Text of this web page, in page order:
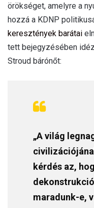
örökséget, amelyre a
hozzá a KDNP
keresztények barátai
tett bejegyzésében
Stroud bárónőt:
„A világ
kérdés az,
maradunk-e,